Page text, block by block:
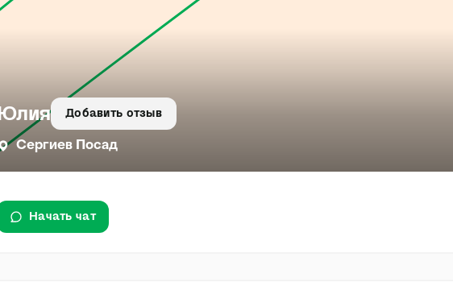
Юлия Добавить отзыв
Сергиев Посад
Начать чат